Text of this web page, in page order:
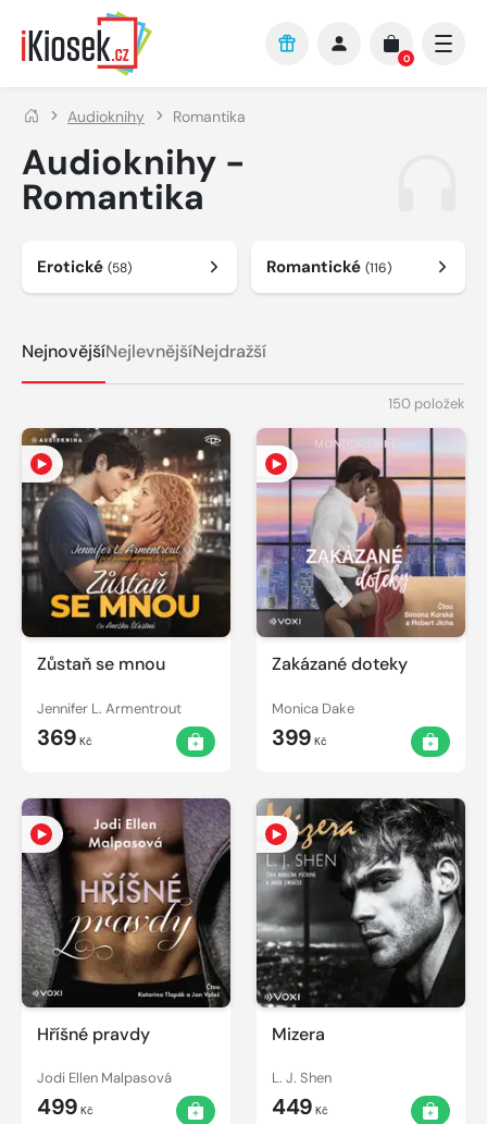
Přejít na hlavní obsah
0
Audioknihy Romantika
Audioknihy -
Romantika
Erotické (58) Romantické (116)
NejnovějšíNejlevnějšíNejdražší
150 položek
Zůstaň se mnou
Jennifer L. Armentrout
369 Kč
Zakázané doteky
Monica Dake
399 Kč
Hříšné pravdy
Jodi Ellen Malpasová
499 Kč
Mizera
L. J. Shen
449 Kč